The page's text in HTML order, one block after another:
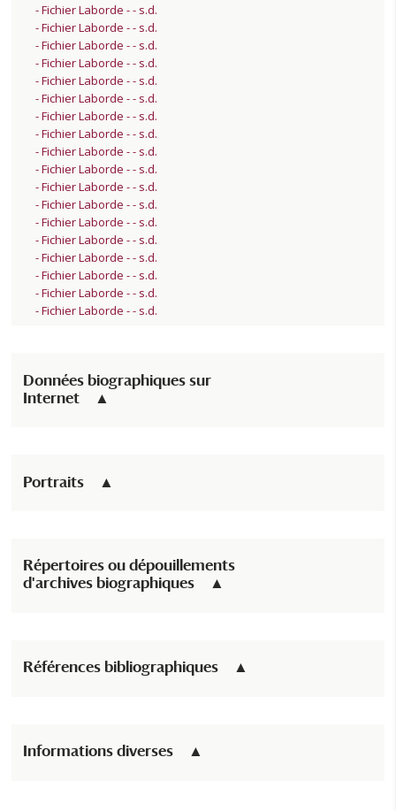
- Fichier Laborde - - s.d.
- Fichier Laborde - - s.d.
- Fichier Laborde - - s.d.
- Fichier Laborde - - s.d.
- Fichier Laborde - - s.d.
- Fichier Laborde - - s.d.
- Fichier Laborde - - s.d.
- Fichier Laborde - - s.d.
- Fichier Laborde - - s.d.
- Fichier Laborde - - s.d.
- Fichier Laborde - - s.d.
- Fichier Laborde - - s.d.
- Fichier Laborde - - s.d.
- Fichier Laborde - - s.d.
- Fichier Laborde - - s.d.
- Fichier Laborde - - s.d.
- Fichier Laborde - - s.d.
- Fichier Laborde - - s.d.
Données biographiques sur
Internet
Portraits
Répertoires ou dépouillements
d'archives biographiques
Références bibliographiques
Informations diverses